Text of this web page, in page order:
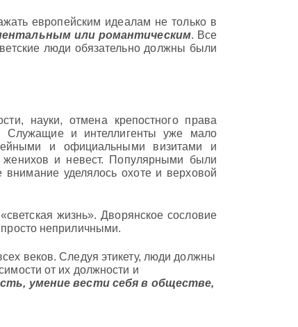
европейским идеалам не только в
или романтическим. Все
люди обязательно должны были
науки, отмена крепостного права
Служащие и интеллигенты уже мало
и официальными визитами и
и невест. Популярными были
уделялось охоте и верховой
жизнь». Дворянское сословие
неприличными.
веков. Следуя этикету, люди должны
от их должности и
умение вести себя в обществе,